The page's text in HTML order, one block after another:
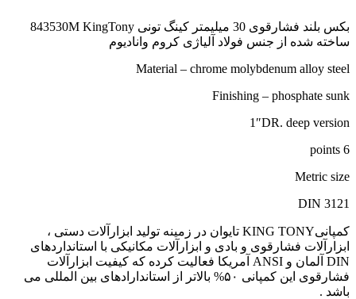
بکس بلند فشارقوی 30 میلیمتر کینگ تونی 843530M KingTony
ساخته شده از جنس فولاد آلیاژی کروم وانادیوم
Material – chrome molybdenum alloy steel
Finishing – phosphate sunk
1″DR. deep version
6 points
Metric size
DIN 3121
کمپانیKING TONY تایوان در زمینه تولید ابزارآلات دستی ،
ابزارآلات فشارقوی و بادی و ابزارآلات مکانیکی با استانداردهای
DIN آلمان و ANSI آمریکا فعالیت کرده که کیفیت ابزارآلات
فشارقوی این کمپانی ۵۰% بالاتر از استاندارادهای بین المللی می
باشد .